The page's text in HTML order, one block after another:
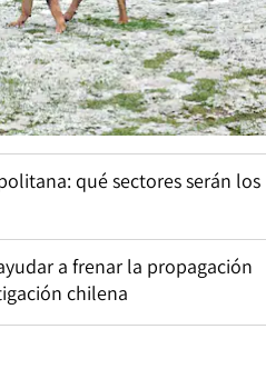
qué sectores serán los
a frenar la propagación
chilena